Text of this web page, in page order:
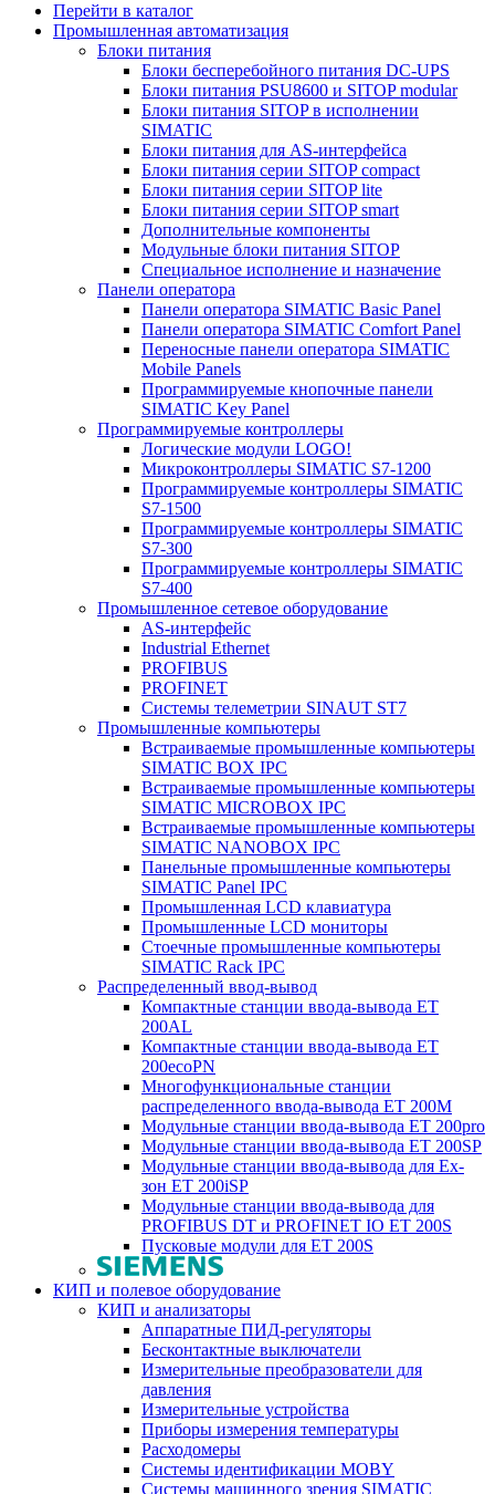
Перейти в каталог
Промышленная автоматизация
Блоки питания
Блоки бесперебойного питания DC-UPS
Блоки питания PSU8600 и SITOP modular
Блоки питания SITOP в исполнении
SIMATIC
Блоки питания для AS-интерфейса
Блоки питания серии SITOP compact
Блоки питания серии SITOP lite
Блоки питания серии SITOP smart
Дополнительные компоненты
Модульные блоки питания SITOP
Специальное исполнение и назначение
Панели оператора
Панели оператора SIMATIC Basic Panel
Панели оператора SIMATIC Comfort Panel
Переносные панели оператора SIMATIC
Mobile Panels
Программируемые кнопочные панели
SIMATIC Key Panel
Программируемые контроллеры
Логические модули LOGO!
Микроконтроллеры SIMATIC S7-1200
Программируемые контроллеры SIMATIC
S7-1500
Программируемые контроллеры SIMATIC
S7-300
Программируемые контроллеры SIMATIC
S7-400
Промышленное сетевое оборудование
AS-интерфейс
Industrial Ethernet
PROFIBUS
PROFINET
Системы телеметрии SINAUT ST7
Промышленные компьютеры
Встраиваемые промышленные компьютеры
SIMATIC BOX IPC
Встраиваемые промышленные компьютеры
SIMATIC MICROBOX IPC
Встраиваемые промышленные компьютеры
SIMATIC NANOBOX IPC
Панельные промышленные компьютеры
SIMATIC Panel IPC
Промышленная LCD клавиатура
Промышленные LCD мониторы
Стоечные промышленные компьютеры
SIMATIC Rack IPC
Распределенный ввод-вывод
Компактные станции ввода-вывода ET
200AL
Компактные станции ввода-вывода ET
200ecoPN
Многофункциональные станции
распределенного ввода-вывода ET 200M
Модульные станции ввода-вывода ET 200pro
Модульные станции ввода-вывода ET 200SP
Модульные станции ввода-вывода для Ex-
зон ET 200iSP
Модульные станции ввода-вывода для
PROFIBUS DT и PROFINET IO ET 200S
Пусковые модули для ET 200S
КИП и полевое оборудование
КИП и анализаторы
Аппаратные ПИД-регуляторы
Бесконтактные выключатели
Измерительные преобразователи для
давления
Измерительные устройства
Приборы измерения температуры
Расходомеры
Системы идентификации MOBY
Системы машинного зрения SIMATIC